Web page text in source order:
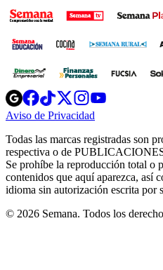
Opens
in
new
Opens
in
new
Opens
in
new
window
Opens
new
windowwindow
Aviso de Privacidad
new
window
Todas las marcas registradas son
respectiva o de
Se prohíbe la reproducción total o
contenidos que aquí aparezca, así
idioma sin autorización escrita por
© 2026 Semana. Todos los